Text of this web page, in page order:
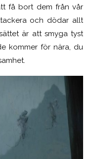
få bort dem från vår
och dödar allt
är att smyga tyst
kommer för nära, du